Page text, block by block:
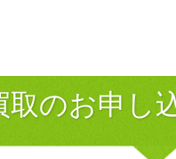
取のお申し